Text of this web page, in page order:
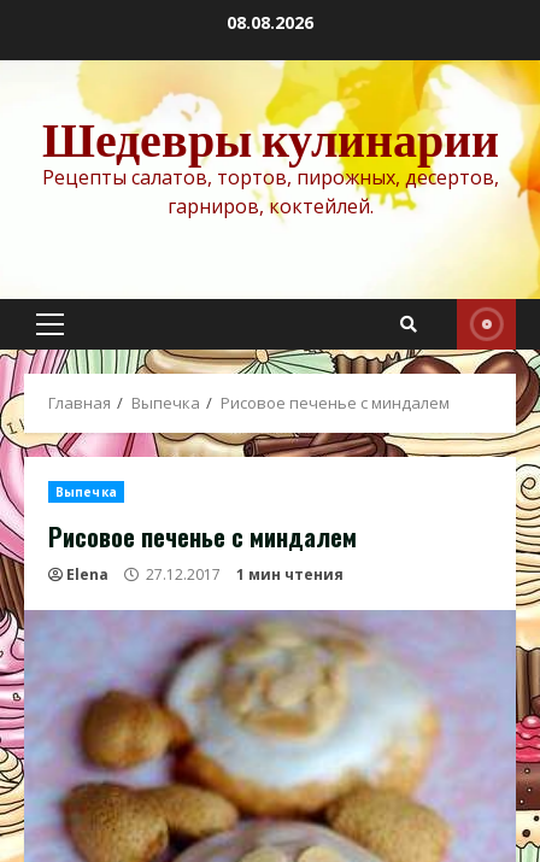
содержимому
08.08.2026
Шедевры кулинарии
Рецепты салатов, тортов, пирожных, десертов,
гарниров, коктейлей.
Основное
меню
Главная Выпечка Рисовое печенье с миндалем
Выпечка
Рисовое печенье с миндалем
Elena 27.12.2017 1 мин чтения